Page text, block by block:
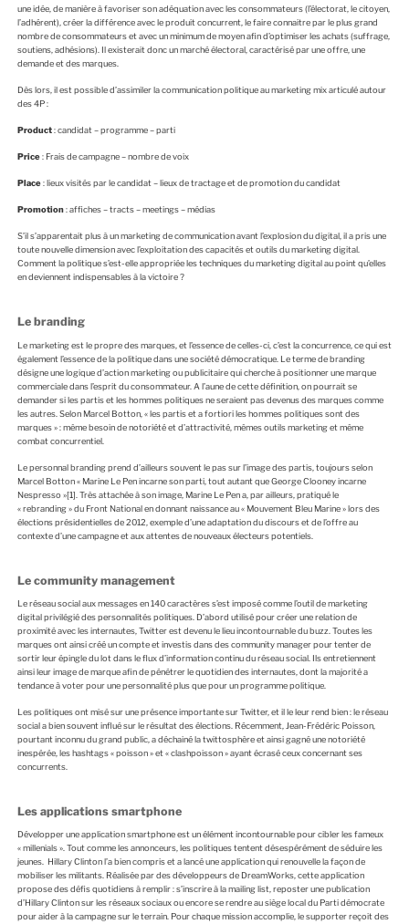
une idée, de manière à favoriser son adéquation avec les consommateurs (l’électorat, le citoyen,
l’adhérent), créer la différence avec le produit concurrent, le faire connaitre par le plus grand
nombre de consommateurs et avec un minimum de moyen afin d’optimiser les achats (suffrage,
soutiens, adhésions). Il existerait donc un marché électoral, caractérisé par une offre, une
demande et des marques.
Dès lors, il est possible d’assimiler la communication politique au marketing mix articulé autour
des 4P :
Product: candidat – programme – parti
Price: Frais de campagne – nombre de voix
Place: lieux visités par le candidat – lieux de tractage et de promotion du candidat
Promotion: affiches – tracts – meetings – médias
S’il s’apparentait plus à un marketing de communication avant l’explosion du digital, il a pris une
toute nouvelle dimension avec l’exploitation des capacités et outils du marketing digital.
Comment la politique s’est-elle appropriée les techniques du marketing digital au point qu’elles
en deviennent indispensables à la victoire ?
Le branding
Le marketing est le propre des marques, et l’essence de celles-ci, c’est la concurrence, ce qui est
également l’essence de la politique dans une société démocratique. Le terme de branding
désigne une logique d’action marketing ou publicitaire qui cherche à positionner une marque
commerciale dans l’esprit du consommateur. A l’aune de cette définition, on pourrait se
demander si les partis et les hommes politiques ne seraient pas devenus des marques comme
les autres. Selon Marcel Botton, « les partis et a fortiori les hommes politiques sont des
marques » : même besoin de notoriété et d’attractivité, mêmes outils marketing et même
combat concurrentiel.
Le personnal branding prend d’ailleurs souvent le pas sur l’image des partis, toujours selon
Marcel Botton « Marine Le Pen incarne son parti, tout autant que George Clooney incarne
Nespresso »[1] . Très attachée à son image, Marine Le Pen a, par ailleurs, pratiqué le
« rebranding » du Front National en donnant naissance au « Mouvement Bleu Marine » lors des
élections présidentielles de 2012, exemple d’une adaptation du discours et de l’offre au
contexte d’une campagne et aux attentes de nouveaux électeurs potentiels.
Le community management
Le réseau social aux messages en 140 caractères s’est imposé comme l’outil de marketing
digital privilégié des personnalités politiques. D’abord utilisé pour créer une relation de
proximité avec les internautes, Twitter est devenu le lieu incontournable du buzz. Toutes les
marques ont ainsi créé un compte et investis dans des community manager pour tenter de
sortir leur épingle du lot dans le flux d’information continu du réseau social. Ils entretiennent
ainsi leur image de marque afin de pénétrer le quotidien des internautes, dont la majorité a
tendance à voter pour une personnalité plus que pour un programme politique.
Les politiques ont misé sur une présence importante sur Twitter, et il le leur rend bien : le réseau
social a bien souvent influé sur le résultat des élections. Récemment, Jean-Frédéric Poisson,
pourtant inconnu du grand public, a déchainé la twittosphère et ainsi gagné une notoriété
inespérée, les hashtags « poisson » et « clashpoisson » ayant écrasé ceux concernant ses
concurrents.
Les applications smartphone
Développer une application smartphone est un élément incontournable pour cibler les fameux
« millenials ». Tout comme les annonceurs, les politiques tentent désespérément de séduire les
jeunes. Hillary Clinton l’a bien compris et a lancé une application qui renouvelle la façon de
mobiliser les militants. Réalisée par des développeurs de DreamWorks, cette application
propose des défis quotidiens à remplir : s’inscrire à la mailing list, reposter une publication
d’Hillary Clinton sur les réseaux sociaux ou encore se rendre au siège local du Parti démocrate
pour aider à la campagne sur le terrain. Pour chaque mission accomplie, le supporter reçoit des